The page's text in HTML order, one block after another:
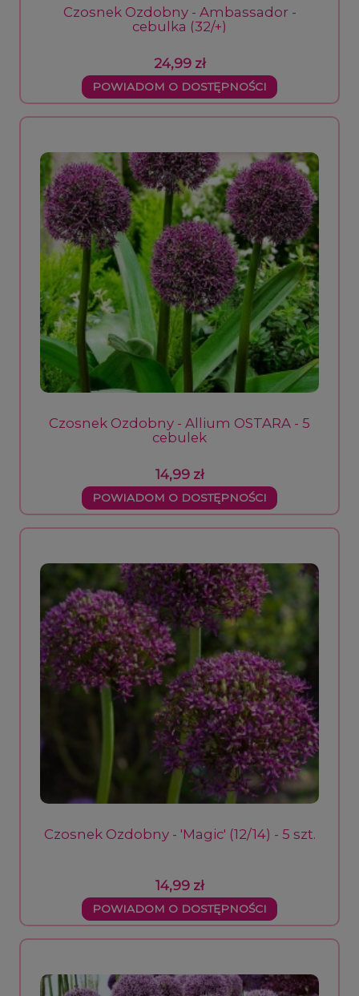
Czosnek Ozdobny - Ambassador -
cebulka (32/+)
24,99 zł
POWIADOM O DOSTĘPNOŚCI
Czosnek Ozdobny - Allium OSTARA - 5
cebulek
14,99 zł
POWIADOM O DOSTĘPNOŚCI
Czosnek Ozdobny - 'Magic' (12/14) - 5 szt.
14,99 zł
POWIADOM O DOSTĘPNOŚCI